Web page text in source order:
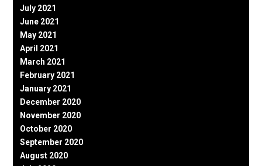
July 2021
June 2021
May 2021
April 2021
March 2021
February 2021
January 2021
December 2020
November 2020
October 2020
September 2020
August 2020